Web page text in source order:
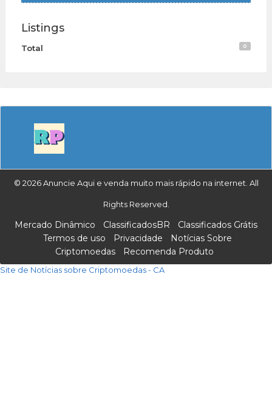
Listings
Total 0
© 2026 Anuncie Aqui e venda muito mais rápido na internet. All
Rights Reserved.
Mercado Dinâmico ClassificadosBR
Classificados Grátis
Termos de uso
Privacidade
Notícias Sobre
Criptomoedas
Recomenda Produto
Site de Notícias sobre Criptomoedas - CA